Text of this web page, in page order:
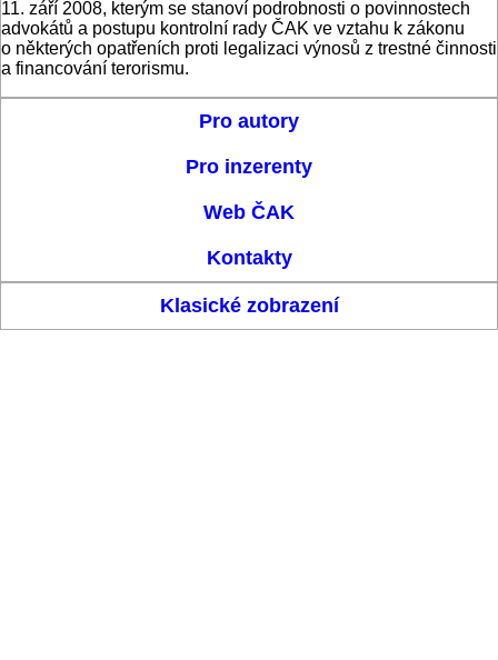
11. září 2008, kterým se stanoví podrobnosti o povinnostech
advokátů a postupu kontrolní rady ČAK ve vztahu k zákonu
o některých opatřeních proti legalizaci výnosů z trestné činnosti
a financování terorismu.
Pro autory
Pro inzerenty
Web ČAK
Kontakty
Klasické zobrazení